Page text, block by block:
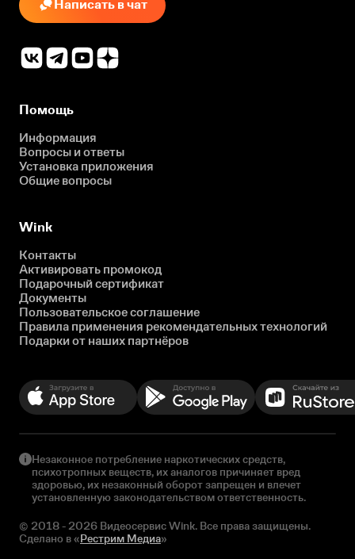
Написать в чат
Помощь
Информация
Вопросы и ответы
Установка приложения
Общие вопросы
Wink
Контакты
Активировать промокод
Подарочный сертификат
Документы
Пользовательское соглашение
Правила применения рекомендательных технологий
Подарки от наших партнёров
Незаконное потребление наркотических средств,
психотропных веществ, их аналогов причиняет вред
здоровью, их незаконный оборот запрещен и влечет
установленную законодательством ответственность.
© 2018 - 2026 Видеосервис Wink. Все права защищены.
Сделано в «Рестрим Медиа»